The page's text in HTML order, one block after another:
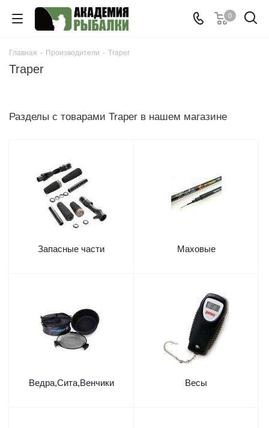
0
Главная - Производители - Traper
Traper
Разделы с товарами Traper в нашем магазине
Запасные части Маховые
Ведра,Сита,Венчики Весы